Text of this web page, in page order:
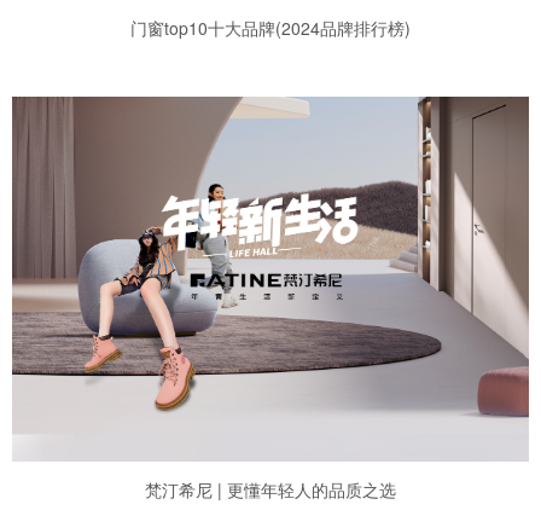
门窗top10十大品牌(2024品牌排行榜)
梵汀希尼 | 更懂年轻人的品质之选